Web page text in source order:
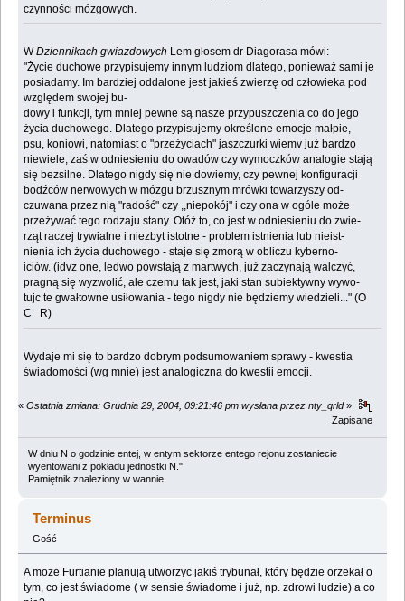
czynności mózgowych.
WDziennikach gwiazdowych Lem głosem dr Diagorasa mówi:
"Życie duchowe przypisujemy innym ludziom dlatego, ponieważ sami je
posiadamy. Im bardziej oddalone jest jakieś zwierzę od człowieka pod
względem swojej bu-
dowy i funkcji, tym mniej pewne są nasze przypuszczenia co do jego
życia duchowego. Dlatego przypisujemy określone emocje małpie,
psu, koniowi, natomiast o "przeżyciach" jaszczurki wiemv już bardzo
niewiele, zaś w odniesieniu do owadów czy wymoczków analogie stają
się bezsilne. Dlatego nigdy się nie dowiemy, czy pewnej konfiguracji
bodźców nerwowych w mózgu brzusznym mrówki towarzyszy od-
czuwana przez nią "radość" czy ,,niepokój" i czy ona w ogóle może
przeżywać tego rodzaju stany. Otóż to, co jest w odniesieniu do zwie-
rząt raczej trywialne i niezbyt istotne - problem istnienia lub nieist-
nienia ich życia duchowego - staje się zmorą w obliczu kyberno-
iciów. (idvz one, ledwo powstają z martwych, już zaczynają walczyć,
pragną się wyzwolić, ale czemu tak jest, jaki stan subiektywny wywo-
tujc te gwałtowne usiłowania - tego nigdy nie będziemy wiedzieli..." (O
C R)
Wydaje mi się to bardzo dobrym podsumowaniem sprawy - kwestia
świadomości (wg mnie) jest analogiczna do kwestii emocji.
« Ostatnia zmiana: Grudnia 29, 2004, 09:21:46 pm wysłana przez nty_qrld»
Zapisane
W dniu N o godzinie entej, w entym sektorze entego rejonu zostaniecie
wyentowani z pokładu jednostki N."
Pamiętnik znaleziony w wannie
Terminus
Gość
A może Furtianie planują utworzyc jakiś trybunał, który będzie orzekał o
tym, co jest świadome ( w sensie świadome i już, np. zdrowi ludzie) a co